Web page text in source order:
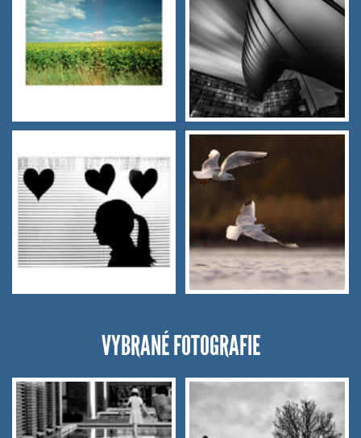
VYBRANÉ FOTOGRAFIE